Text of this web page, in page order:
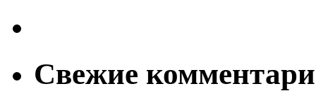
Свежие